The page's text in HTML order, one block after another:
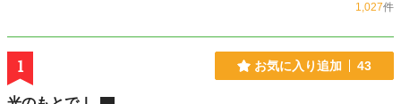
1,027件
1 お気に入り追加 43